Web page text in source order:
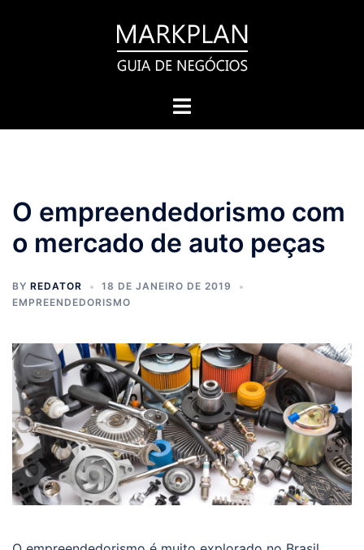
Toggle
O empreendedorismo com
o mercado de auto peças
BY REDATOR
18 DE JANEIRO DE 2019
EMPREENDEDORISMO